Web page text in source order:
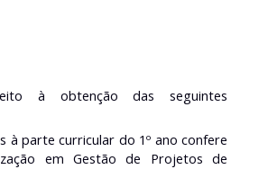
à obtenção das seguintes
à parte curricular do 1º ano confere
em Gestão de Projetos de